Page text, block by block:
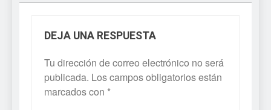
DEJA UNA RESPUESTA
Tu dirección de correo electrónico no será
publicada. Los campos obligatorios están
marcados con *